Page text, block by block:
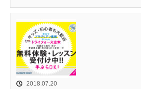
2018.07.20